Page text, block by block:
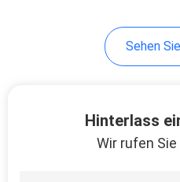
Sehen
Hinterlass
Wir rufen